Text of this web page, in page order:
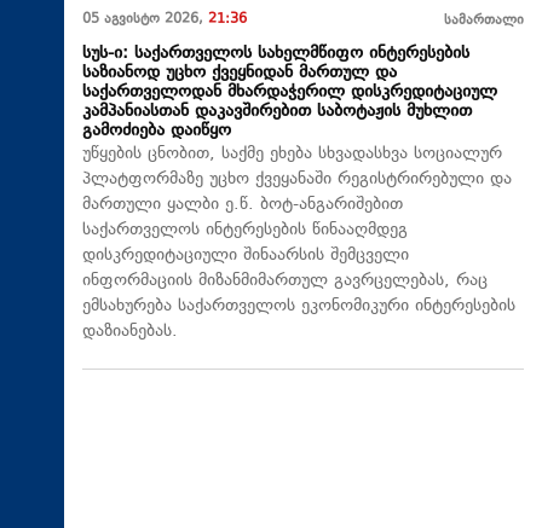
05 აგვისტო 2026, 21:36 სამართალი
სუს-ი: საქართველოს სახელმწიფო ინტერესების
საზიანოდ უცხო ქვეყნიდან მართულ და
საქართველოდან მხარდაჭერილ დისკრედიტაციულ
კამპანიასთან დაკავშირებით საბოტაჟის მუხლით
გამოძიება დაიწყო
უწყების ცნობით, საქმე ეხება სხვადასხვა სოციალურ
პლატფორმაზე უცხო ქვეყანაში რეგისტრირებული და
მართული ყალბი ე.წ. ბოტ-ანგარიშებით
საქართველოს ინტერესების წინააღმდეგ
დისკრედიტაციული შინაარსის შემცველი
ინფორმაციის მიზანმიმართულ გავრცელებას, რაც
ემსახურება საქართველოს ეკონომიკური ინტერესების
დაზიანებას.